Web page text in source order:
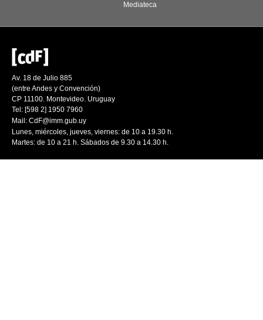
Mediateca
Av. 18 de Julio 885
(entre Andes y Convención)
CP 11100. Montevideo. Uruguay
Tel: [598 2] 1950 7960
Mail: CdF@imm.gub.uy
Lunes, miércoles, jueves, viernes: de 10 a 19.30 h.
Martes: de 10 a 21 h. Sábados de 9.30 a 14.30 h.